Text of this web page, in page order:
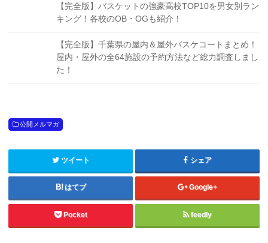
【完全版】バスケットの強豪高校TOP10を男女別ラン
キング！各校のOB・OGも紹介！
【完全版】千葉県の屋内＆屋外バスケコートまとめ！
屋内・屋外の全64施設の予約方法など総力調査しまし
た！
公開メルマガ
ツイート シェア
はてブ Google+
Pocket feedly